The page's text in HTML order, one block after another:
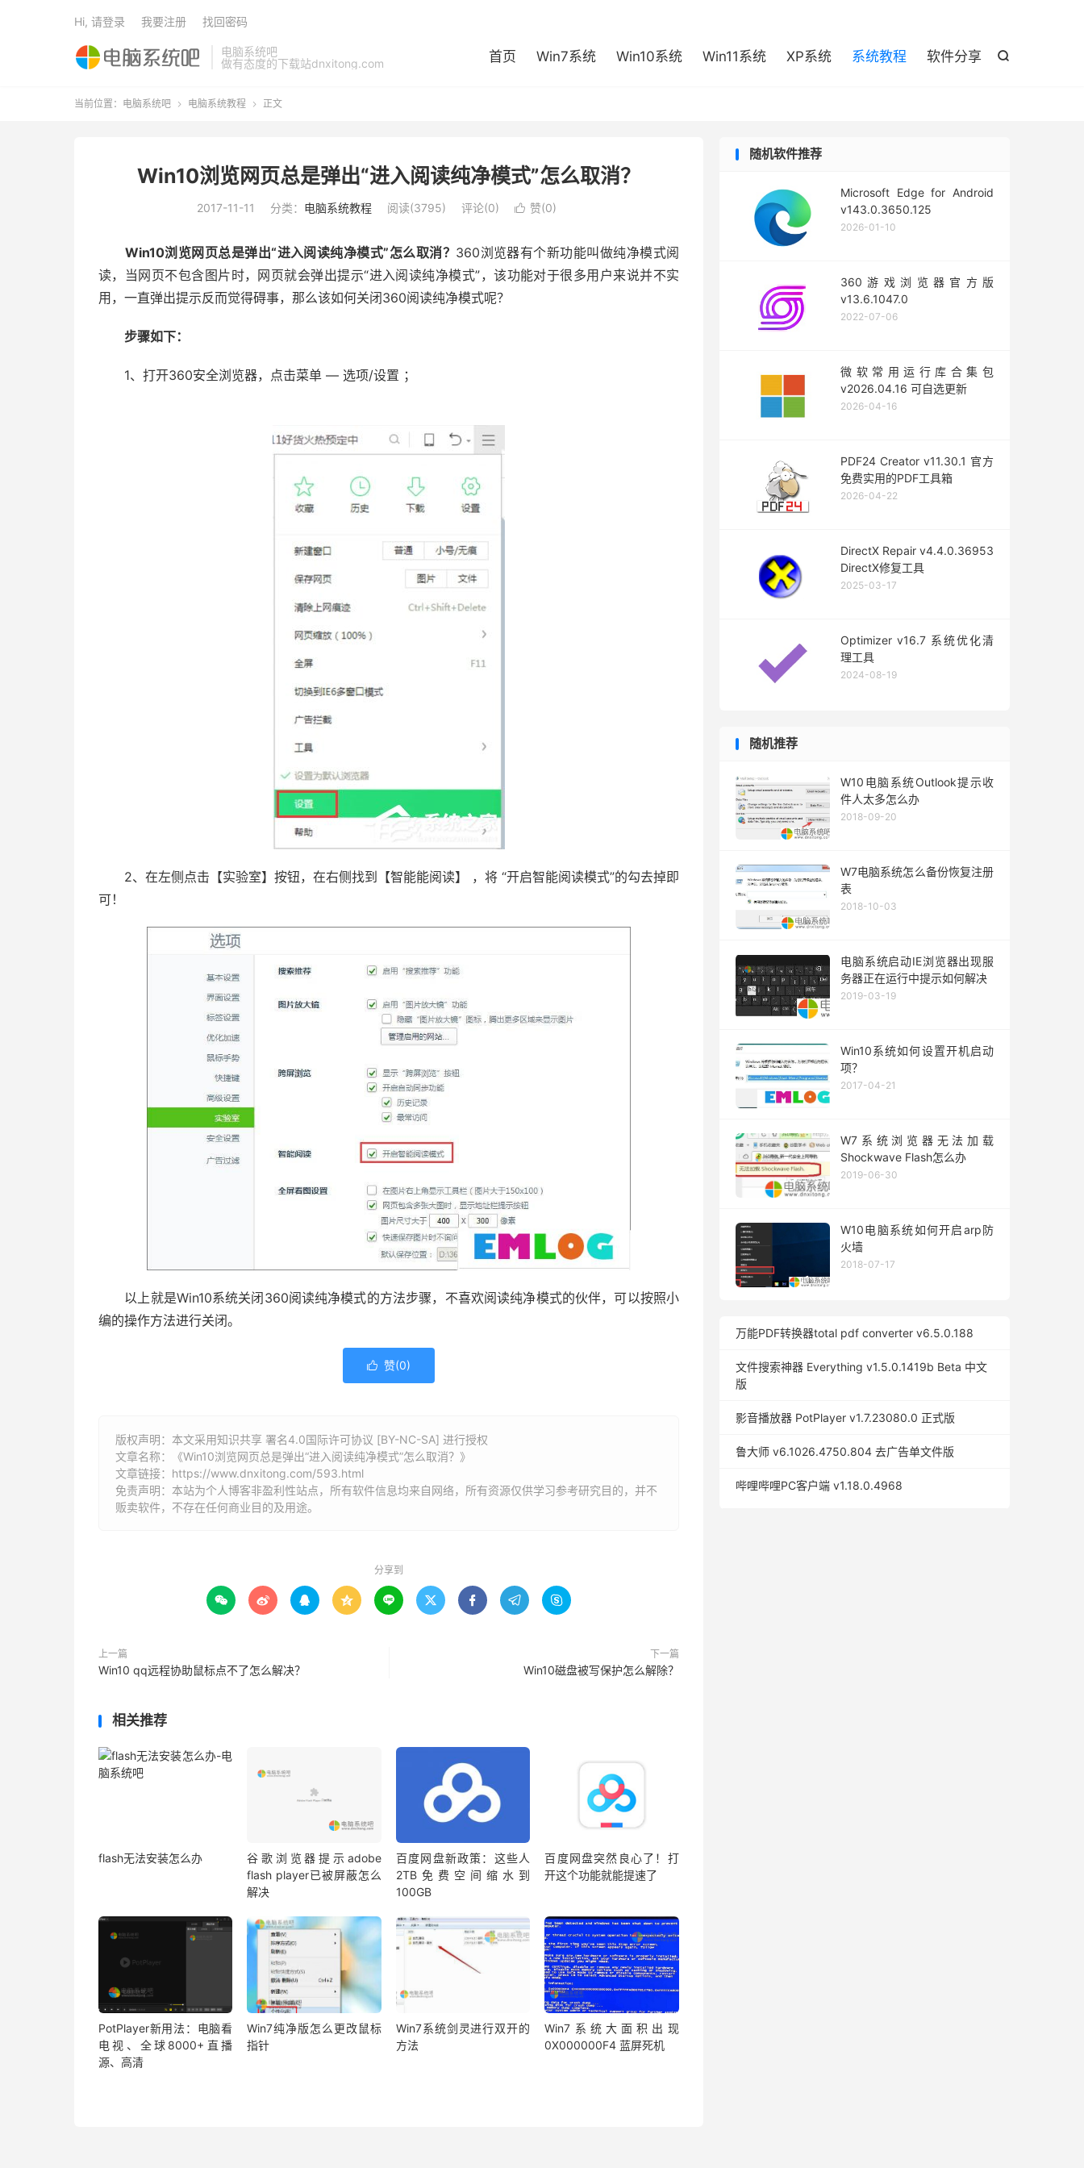
电脑系统吧
做有态度的下载站dnxitong.com

首页 Win7系统 Win10系统 Win11系统 XP系统 系统教程 软件分享
Hi, 请登录 我要注册 找回密码
当前位置： 电脑系统吧  电脑系统教程  正文
Win10浏览网页总是弹出“进入阅读纯净模式”怎么取消？
2017-11-11 分类： 电脑系统教程 阅读(3795) 评论(0)  赞(0)
Win10浏览网页总是弹出“进入阅读纯净模式”怎么取消？ 360浏览器有个新功能叫做纯净模式阅
读，当网页不包含图片时，网页就会弹出提示“进入阅读纯净模式”，该功能对于很多用户来说并不实
用，一直弹出提示反而觉得碍事，那么该如何关闭360阅读纯净模式呢？
步骤如下：
1、打开360安全浏览器，点击菜单 — 选项/设置 ；
2、在左侧点击【实验室】按钮，在右侧找到【智能能阅读】 ，将 “开启智能阅读模式”的勾去掉即
可！
以上就是Win10系统关闭360阅读纯净模式的方法步骤，不喜欢阅读纯净模式的伙伴，可以按照小
编的操作方法进行关闭。
 赞(0)
版权声明：本文采用知识共享 署名4.0国际许可协议 [BY-NC-SA] 进行授权
文章名称：《Win10浏览网页总是弹出“进入阅读纯净模式”怎么取消？》
文章链接： https://www.dnxitong.com/593.html
免责声明：本站为个人博客非盈利性站点，所有软件信息均来自网络，所有资源仅供学习参考研究目的，并不
贩卖软件，不存在任何商业目的及用途。
分享到
        
上一篇
Win10 qq远程协助鼠标点不了怎么解决？
下一篇
Win10磁盘被写保护怎么解除？
相关推荐
flash无法安装怎么办
谷歌浏览器提示adobe
flash player已被屏蔽怎么
解决
百度网盘新政策：这些人
2TB免费空间缩水到
100GB
百度网盘突然良心了！打
开这个功能就能提速了
PotPlayer新用法：电脑看
电视、全球8000+直播
源、高清
Win7纯净版怎么更改鼠标
指针
Win7系统剑灵进行双开的
方法
Win7系统大面积出现
0X000000F4 蓝屏死机
随机软件推荐
Microsoft Edge for Android
v143.0.3650.125
2026-01-10
360游戏浏览器官方版
v13.6.1047.0
2022-07-06
微软常用运行库合集包
v2026.04.16 可自选更新
2026-04-16
PDF24 Creator v11.30.1 官方
免费实用的PDF工具箱
2026-04-22
DirectX Repair v4.4.0.36953
DirectX修复工具
2025-03-17
Optimizer v16.7 系统优化清
理工具
2024-08-19
随机推荐
W10电脑系统Outlook提示收
件人太多怎么办
2018-09-20
W7电脑系统怎么备份恢复注册
表
2018-10-03
电脑系统启动IE浏览器出现服
务器正在运行中提示如何解决
2019-03-19
Win10系统如何设置开机启动
项？
2017-04-21
W7系统浏览器无法加载
Shockwave Flash怎么办
2019-06-30
W10电脑系统如何开启arp防
火墙
2018-07-17
万能PDF转换器total pdf converter v6.5.0.188
文件搜索神器 Everything v1.5.0.1419b Beta 中文
版
影音播放器 PotPlayer v1.7.23080.0 正式版
鲁大师 v6.1026.4750.804 去广告单文件版
哔哩哔哩PC客户端 v1.18.0.4968